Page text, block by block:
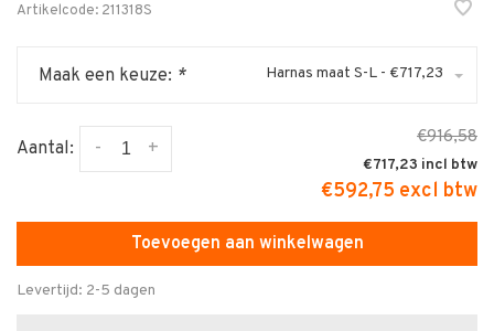
Artikelcode: 211318S
Maak een keuze: * Harnas maat S-L - €717,23
Aantal: +
-
€916,58
€717,23
€592,75 excl btw
Toevoegen aan winkelwagen
Levertijd: 2-5 dagen